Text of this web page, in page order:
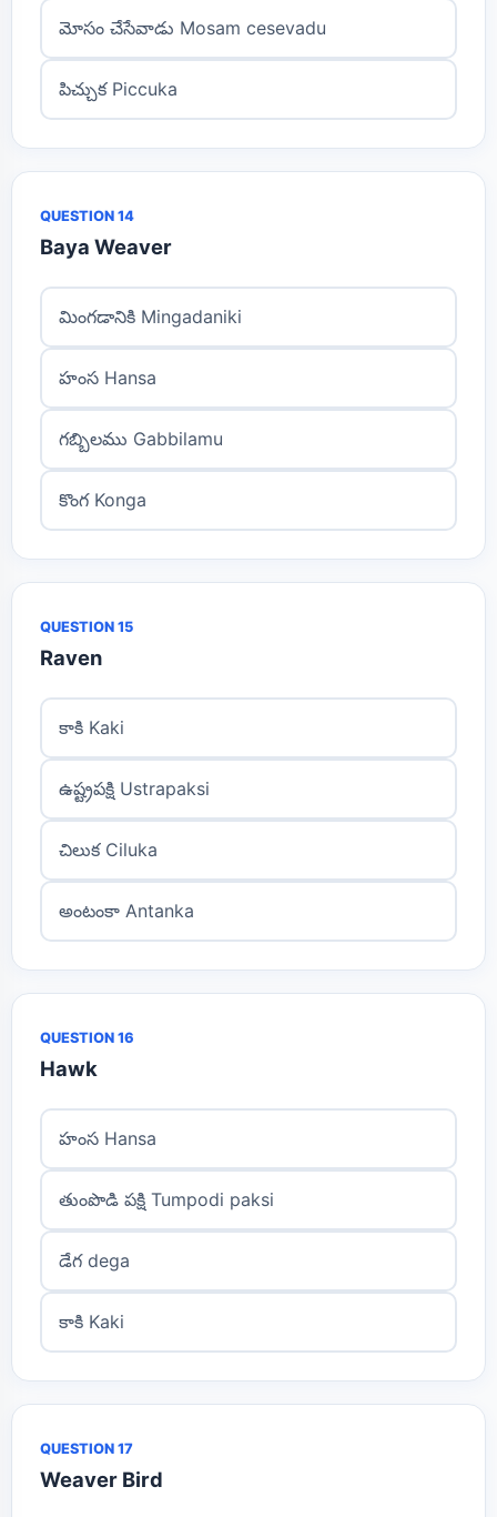
మోసం చేసేవాడు Mosam cesevadu
పిచ్చుక Piccuka
QUESTION 14
Baya Weaver
మింగడానికి Mingadaniki
హంస Hansa
గబ్బిలము Gabbilamu
కొంగ Konga
QUESTION 15
Raven
కాకి Kaki
ఉష్ట్రపక్షి Ustrapaksi
చిలుక Ciluka
అంటంకా Antanka
QUESTION 16
Hawk
హంస Hansa
తుంపొడి పక్షి Tumpodi paksi
డేగ dega
కాకి Kaki
QUESTION 17
Weaver Bird